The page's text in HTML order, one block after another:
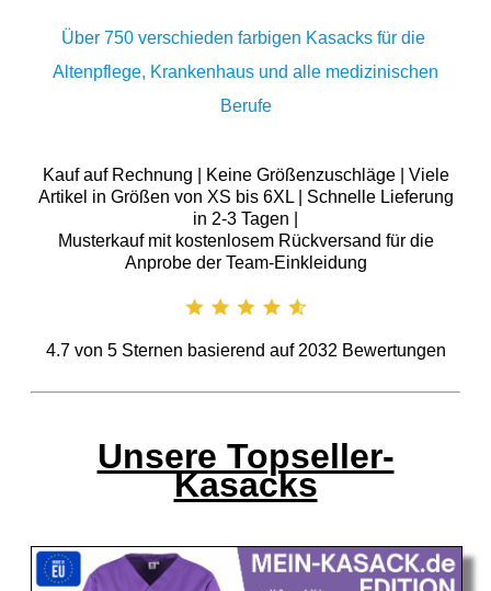
Über 750 verschieden farbigen Kasacks für die
Altenpflege, Krankenhaus und alle medizinischen
Berufe
Kauf auf Rechnung | Keine Größenzuschläge | Viele
Artikel in Größen von XS bis 6XL | Schnelle Lieferung
in 2-3 Tagen |
Musterkauf mit kostenlosem Rückversand für die
Anprobe der Team-Einkleidung
4.7von 5Sternen basierend auf 2032 Bewertungen
Unsere Topseller-
Kasacks